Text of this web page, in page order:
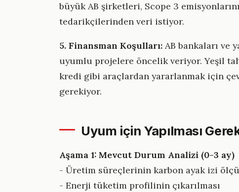
büyük AB şirketleri, Scope 3
tedarikçilerinden veri istiyor.
5. Finansman Koşulları: AB bankaları ve
uyumlu projelere öncelik veriyor. Yeşil
kredi gibi araçlardan yararlanmak için
gerekiyor.
Uyum için Yapılması
Aşama 1: Mevcut Durum Analizi (0-3 ay)
- Üretim süreçlerinin karbon ayak izi
- Enerji tüketim profilinin çıkarılması